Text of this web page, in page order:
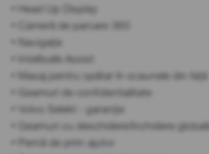
• Head Up Display
• Cameră de parcare 360
• Navigație
• Intellisafe Assist
• Masaj pentru spătar în scaunele din față
• Geamuri de confidentialitate
• Volvo Selekt - garanție
• Geamuri cu deschidere/închidere globală
• Pernă de prim ajutor